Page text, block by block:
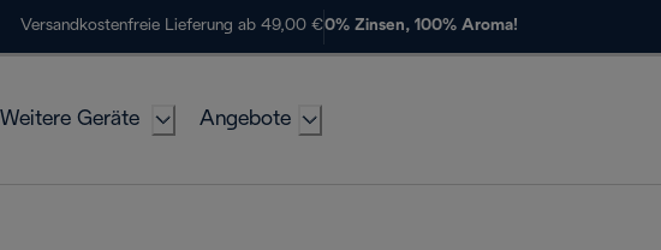
Versandkostenfreie Lieferung ab 49,00 €0% Zinsen, 100% Aroma!
Weitere Geräte Angebote